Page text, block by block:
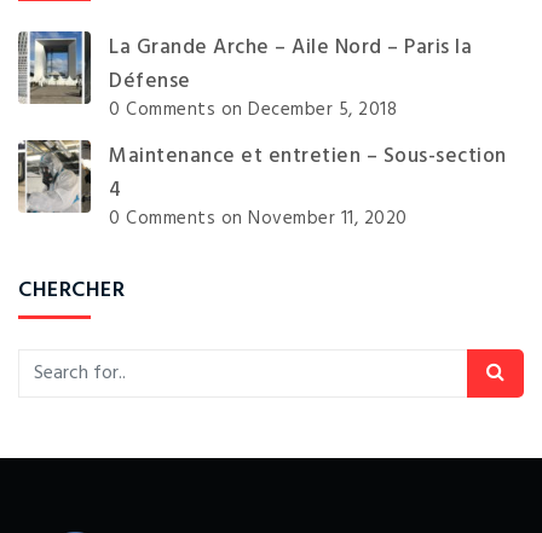
La Grande Arche – Aile Nord – Paris la
Défense
0 Comments on December 5, 2018
Maintenance et entretien – Sous-section
4
0 Comments on November 11, 2020
CHERCHER